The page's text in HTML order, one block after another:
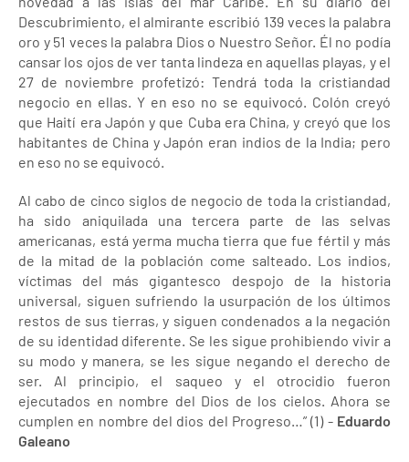
Descubrimiento, el almirante escribió 139 veces la palabra
oro y 51 veces la palabra Dios o Nuestro Señor. Él no podía
cansar los ojos de ver tanta lindeza en aquellas playas, y el
27 de noviembre profetizó: Tendrá toda la cristiandad
negocio en ellas. Y en eso no se equivocó. Colón creyó
que Haití era Japón y que Cuba era China, y creyó que los
habitantes de China y Japón eran indios de la India; pero
en eso no se equivocó.
Al cabo de cinco siglos de negocio de toda la cristiandad,
ha sido aniquilada una tercera parte de las selvas
americanas, está yerma mucha tierra que fue fértil y más
de la mitad de la población come salteado. Los indios,
víctimas del más gigantesco despojo de la historia
universal, siguen sufriendo la usurpación de los últimos
restos de sus tierras, y siguen condenados a la negación
de su identidad diferente. Se les sigue prohibiendo vivir a
su modo y manera, se les sigue negando el derecho de
ser. Al principio, el saqueo y el otrocidio fueron
ejecutados en nombre del Dios de los cielos. Ahora se
cumplen en nombre del dios del Progreso…” (1) - Eduardo
Galeano